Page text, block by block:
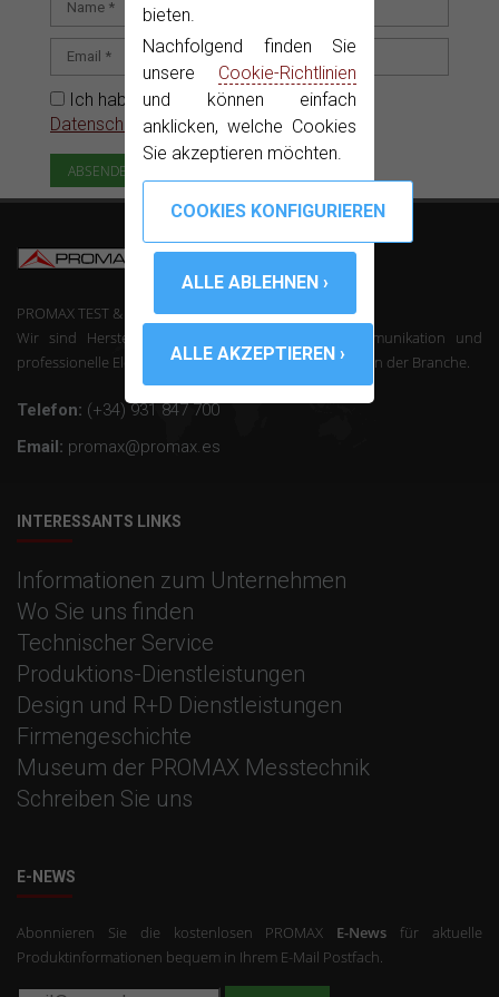
bieten.
Nachfolgend finden Sie
unsere Cookie-Richtlinien
und können einfach
anklicken, welche Cookies
Sie akzeptieren möchten.
Ich habe gelesen und akzeptiere die
Datenschutzerklärung
PROMAX TEST & MEASUREMENT, SLU ©
Wir sind Hersteller von Mess-Geräte der Telekommunikation und
professionelle Elektronik mit über 50 Jahren Erfahrung in der Branche.
Telefon: (+34) 931 847 700
Email: promax@promax.es
INTERESSANTS LINKS
Informationen zum Unternehmen
Wo Sie uns finden
Technischer Service
Produktions-Dienstleistungen
Design und R+D Dienstleistungen
Firmengeschichte
Museum der PROMAX Messtechnik
Schreiben Sie uns
E-NEWS
Abonnieren Sie die kostenlosen PROMAX E-News für aktuelle
Produktinformationen bequem in Ihrem E-Mail Postfach.